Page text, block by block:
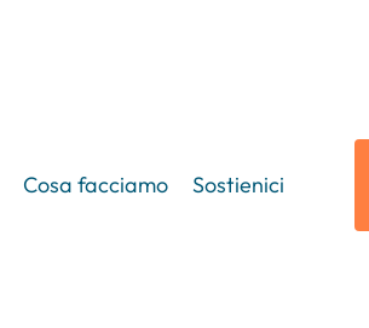
Cosa facciamo Sostienici